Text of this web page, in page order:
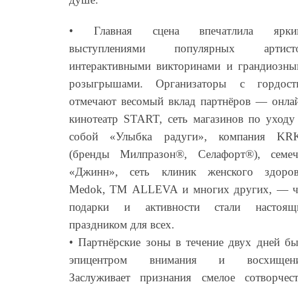
• Главная сцена впечатлила
выступлениями популярных
интерактивными викторинами и
розыгрышами. Организаторы с
отмечают весомый вклад партнёров —
кинотеатр START, сеть магазинов по уходу
собой «Улыбка радуги», компания
(бренды Милпразон®, Селафорт®),
«Джинн», сеть клиник женского
Medok, TM ALLEVA и многих других, —
подарки и активности стали
праздником для всех.
• Партнёрские зоны в течение двух дней
эпицентром внимания и
Заслуживает признания смелое